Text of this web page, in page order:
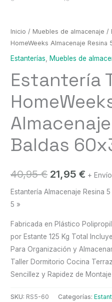
Inicio / Muebles de almacenaje /
HomeWeeks Almacenaje Resina
Estanterías Muebles de
Estantería
Baldas
40,95€ El
precio
era:
40,95 €.
21,95€ El
es:
+
Estantería Almacenaje Resina
5 »
Fabricada en Plástico
por Estante 125 Kg Total
Para Organización y
Taller Dormitorio Cocina
Sencillez y Rapidez de
SKU: RS5-60 Categorías: